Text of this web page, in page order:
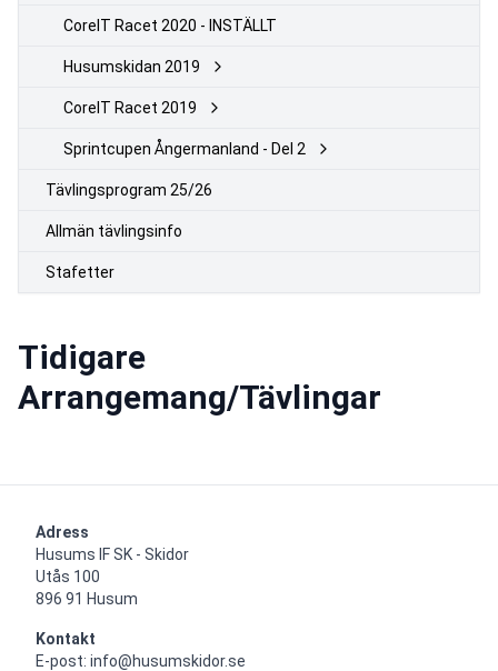
CoreIT Racet 2020 - INSTÄLLT
Husumskidan 2019
CoreIT Racet 2019
Sprintcupen Ångermanland - Del 2
Tävlingsprogram 25/26
Allmän tävlingsinfo
Stafetter
Tidigare
Arrangemang/Tävlingar
Adress
Husums IF SK - Skidor
Utås 100
896 91 Husum
Kontakt
E-post: info@husumskidor.se